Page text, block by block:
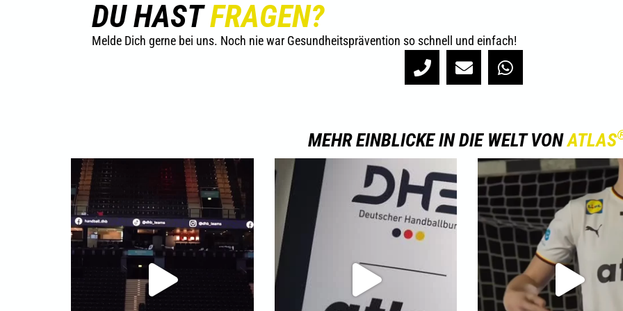
DU HASTFRAGEN?
Melde Dich gerne bei uns. Noch nie war Gesundheitsprävention so schnell und einfach!
MEHR EINBLICKE IN DIE WELT VONATLAS